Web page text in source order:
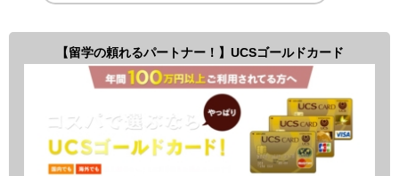
【留学の頼れるパートナー！】UCSゴールドカード